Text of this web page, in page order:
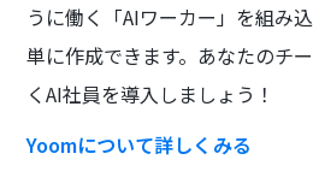
うに働く「AIワーカー」を組み
単に作成できます。あなたのチ
くAI社員を導入しましょう！
Yoomについて詳しくみる